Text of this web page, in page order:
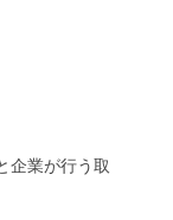
企業が行う取